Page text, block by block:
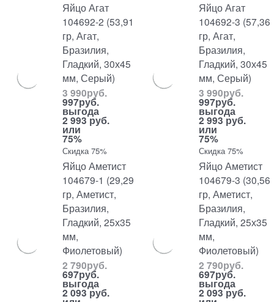
Яйцо Агат
104692-2 (53,91
гр, Агат,
Бразилия,
Гладкий, 30х45
мм, Серый)
3 990руб.
997руб.
выгода
2 993 руб.
или
75%
Скидка 75%
Яйцо Агат
104692-3 (57,36
гр, Агат,
Бразилия,
Гладкий, 30х45
мм, Серый)
3 990руб.
997руб.
выгода
2 993 руб.
или
75%
Скидка 75%
Яйцо Аметист
104679-1 (29,29
гр, Аметист,
Бразилия,
Гладкий, 25х35
мм,
Фиолетовый)
2 790руб.
697руб.
выгода
2 093 руб.
Яйцо Аметист
104679-3 (30,56
гр, Аметист,
Бразилия,
Гладкий, 25х35
мм,
Фиолетовый)
2 790руб.
697руб.
выгода
2 093 руб.